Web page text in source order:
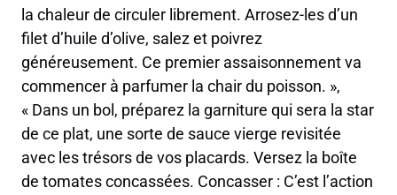
la chaleur de circuler librement. Arrosez-les d’un
filet d’huile d’olive, salez et poivrez
généreusement. Ce premier assaisonnement va
commencer à parfumer la chair du poisson. »,
« Dans un bol, préparez la garniture qui sera la star
de ce plat, une sorte de sauce vierge revisitée
avec les trésors de vos placards. Versez la boîte
de tomates concassées. Concasser : C’est l’action